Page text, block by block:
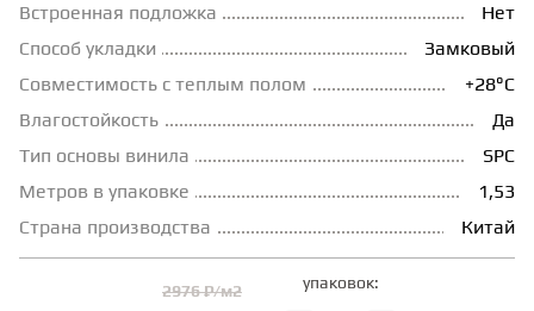
МАССИВНАЯ ДОСКА
ИСКУССТВЕННАЯ ТРАВА
Встроенная подложка
Нет
Способ укладки
Замковый
Совместимость с теплым полом
+28°С
Влагостойкость
Да
Тип основы винила
SPC
Метров в упаковке
1,53
Страна производства
Китай
2976 ₽/м2 упаковок: